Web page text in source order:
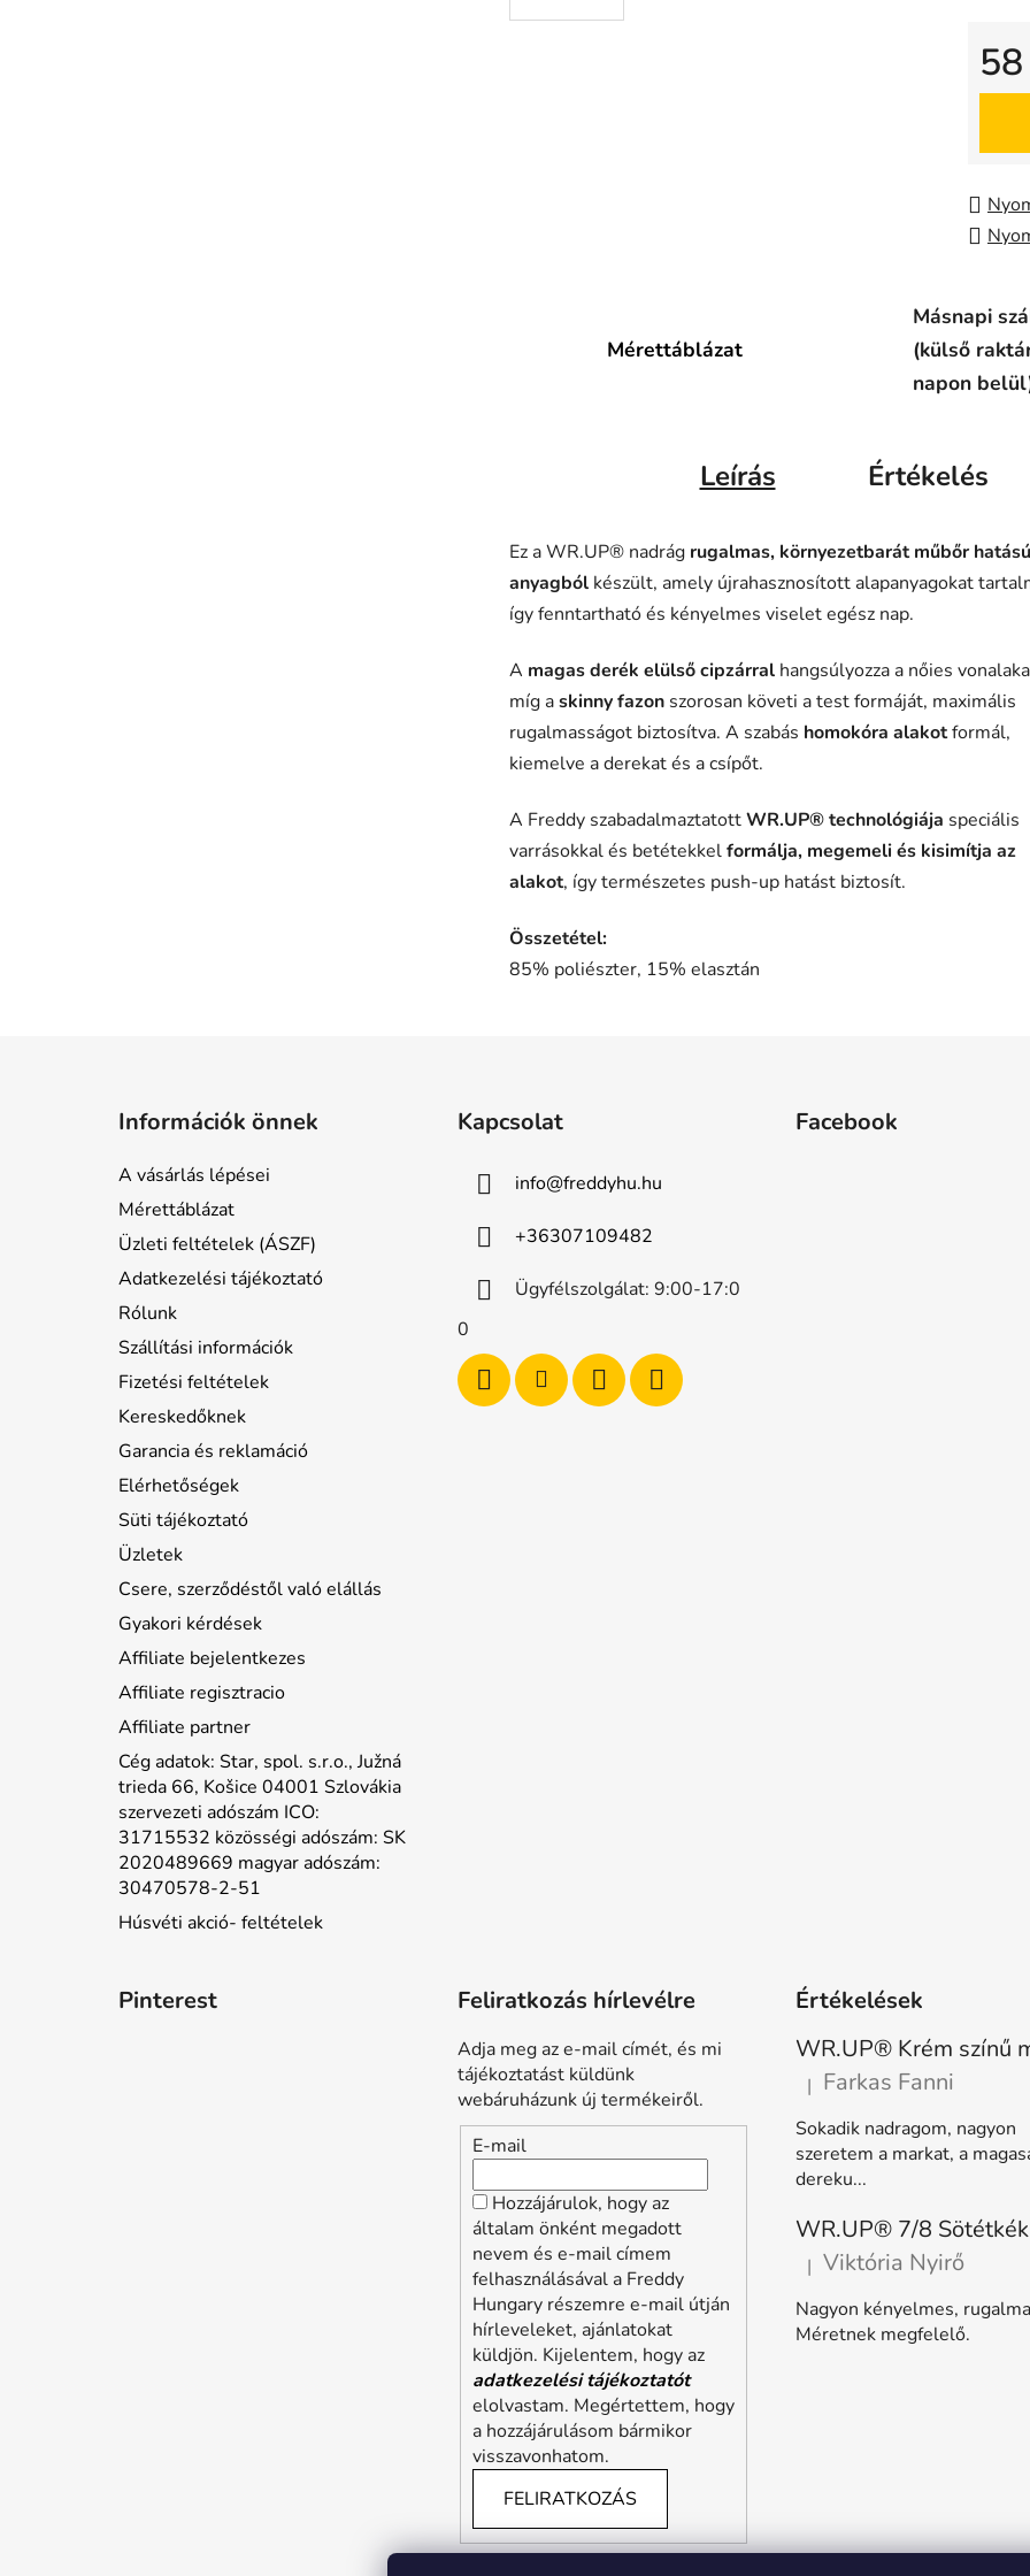
Mérettáblázat
Másnapi
(külső
napon
Leírás Értékelés
Ez a WR.UP® nadrág rugalmas, környezetbarát műbőr hatású
anyagból készült, amely újrahasznosított alapanyagokat
így fenntartható és kényelmes viselet egész nap.
A magas derék elülső cipzárral hangsúlyozza a nőies
míg askinny fazon szorosan követi a test formáját, maximális
rugalmasságot biztosítva. A szabás homokóra alakotformál,
kiemelve a derekat és a csípőt.
A Freddy szabadalmaztatottWR.UP® technológiája speciális
varrásokkal és betétekkelformálja, megemeli és kisimítja az
alakot, így természetes push-up hatást biztosít.
Összetétel:
85% poliészter, 15% elasztán
Információk önnek
A vásárlás lépései
Mérettáblázat
Üzleti feltételek (ÁSZF)
Adatkezelési tájékoztató
Rólunk
Szállítási információk
Fizetési feltételek
Kereskedőknek
Garancia és reklamáció
Elérhetőségek
Süti tájékoztató
Üzletek
Csere, szerződéstől való elállás
Gyakori kérdések
Affiliate bejelentkezes
Affiliate regisztracio
Affiliate partner
Cég adatok: Star, spol. s.r.o., Južná
trieda 66, Košice 04001 Szlovákia
szervezeti adószám ICO:
31715532 közösségi adószám: SK
2020489669 magyar adószám:
30470578-2-51
Húsvéti akció- feltételek
Kapcsolat
info@freddyhu.hu
+36307109482
Ügyfélszolgálat: 9:00-17:0
0
Facebook
Pinterest Feliratkozás hírlevélre
Adja meg az e-mail címét, és mi
tájékoztatást küldünk
webáruházunk új termékeiről.
E-mail
Hozzájárulok, hogy az
általam önként megadott
nevem és e-mail címem
felhasználásával a Freddy
Hungary részemre e-mail útján
hírleveleket, ajánlatokat
küldjön. Kijelentem, hogy az
adatkezelési tájékoztatót
elolvastam. Megértettem, hogy
a hozzájárulásom bármikor
visszavonhatom.
FELIRATKOZÁS
Értékelések
A termék értékelése 5-ből 5
| Farkas Fanni
Sokadik nadragom, nagyon
szeretem a markat, a
dereku...
A termék értékelése 5-ből 5
| Viktória Nyirő
Nagyon kényelmes,
Méretnek megfelelő.